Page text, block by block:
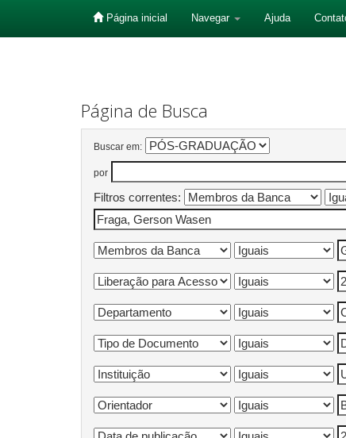
Página inicial Navegar Ajuda
Página de Busca
Buscar em:
por
Filtros correntes: